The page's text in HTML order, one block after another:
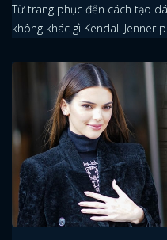
Từ trang phục đến cách tạo
không khác gì Kendall Jenner